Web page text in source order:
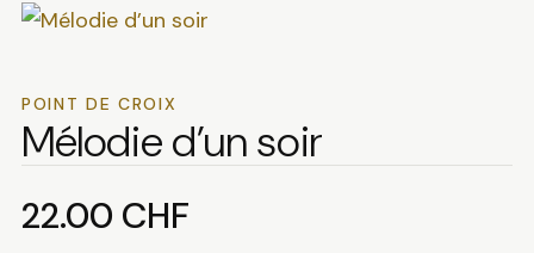
POINT DE CROIX
Mélodie d’un soir
22.00 CHF